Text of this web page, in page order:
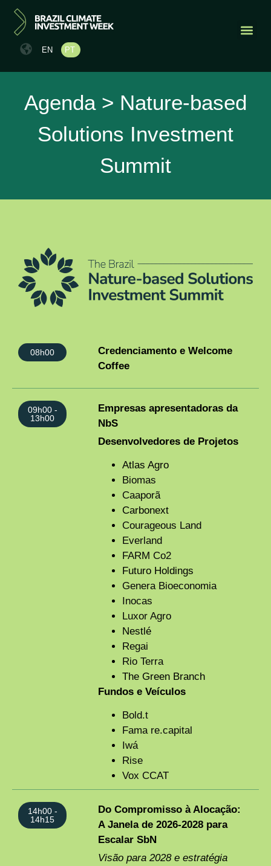
EN PT
Agenda > Nature-based
Solutions Investment
Summit
08h00
Credenciamento e Welcome
Coffee
09h00 -
13h00
Empresas apresentadoras da
NbS
Desenvolvedores de Projetos
Atlas Agro
Biomas
Caaporã
Carbonext
Courageous Land
Everland
FARM Co2
Futuro Holdings
Genera Bioeconomia
Inocas
Luxor Agro
Nestlé
Regai
Rio Terra
The Green Branch
Fundos e Veículos
Bold.t
Fama re.capital
Iwá
Rise
Vox CCAT
14h00 -
14h15
Do Compromisso à Alocação:
A Janela de 2026-2028 para
Escalar SbN
Visão para 2028 e estratégia